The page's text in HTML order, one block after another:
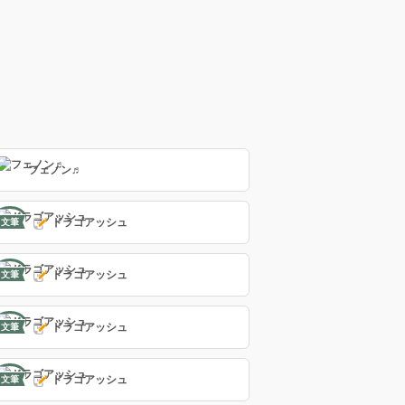
フェノン♬
文筆 ドラゴアッシュ
文筆 ドラゴアッシュ
文筆 ドラゴアッシュ
文筆 ドラゴアッシュ